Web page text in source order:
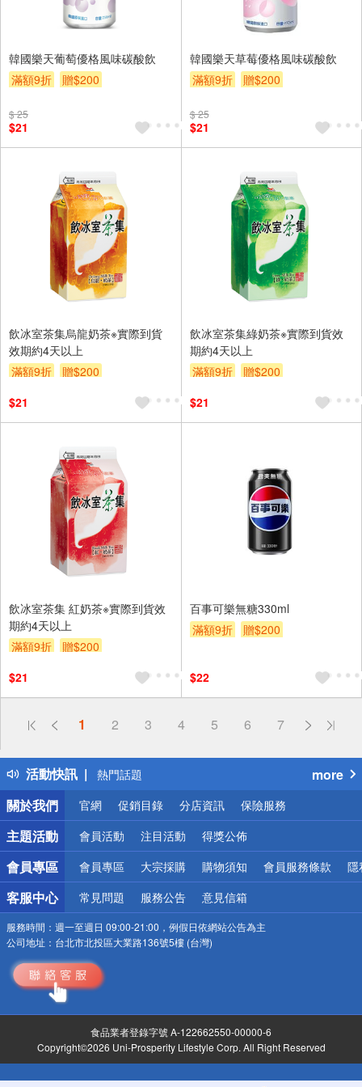
韓國樂天葡萄優格風味碳酸飲
滿額9折
贈$200
$ 25
$21
韓國樂天草莓優格風味碳酸飲
滿額9折
贈$200
$ 25
$21
飲冰室茶集烏龍奶茶※實際到貨
效期約4天以上
滿額9折
贈$200
$21
飲冰室茶集綠奶茶※實際到貨效
期約4天以上
滿額9折
贈$200
$21
飲冰室茶集 紅奶茶※實際到貨效
期約4天以上
滿額9折
贈$200
$21
百事可樂無糖330ml
滿額9折
贈$200
$22
1 2 3 4 5 6 7
活動快訊
偏遠地區配送
得獎公告
熱門話題
銀行優惠
偏遠地區配送
詐騙網頁！請小心！
more
關於我們
官網 促銷目錄 分店資訊 保險服務
主題活動 會員活動 注目活動 得獎公佈
會員專區 會員專區 大宗採購 購物須知 會員服務條款 隱
客服中心 常見問題 服務公告 意見信箱
服務時間： 週一至週日 09:00-21:00，例假日依網站公告為主
公司地址： 台北市北投區大業路136號5樓 (台灣)
食品業者登錄字號 A-122662550-00000-6
Copyright©2026 Uni-Prosperity Lifestyle Corp. All Right Reserved